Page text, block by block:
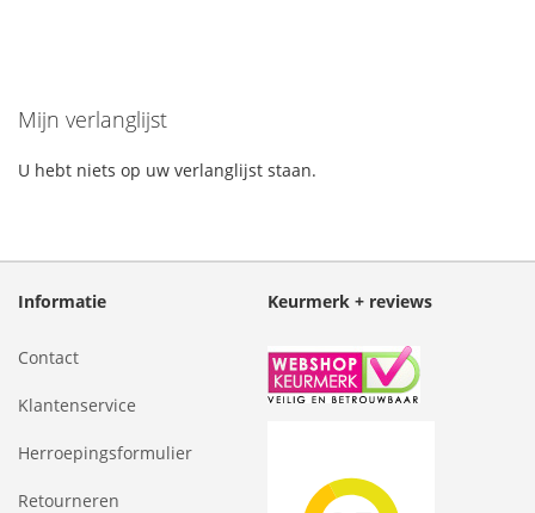
Mijn verlanglijst
U hebt niets op uw verlanglijst staan.
Informatie
Contact
Klantenservice
Herroepingsformulier
Retourneren
Keurmerk + reviews